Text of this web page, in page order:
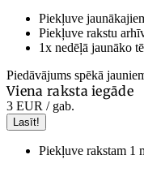
Piekļuve
Piekļuve rakstu
1x nedēļā jaunāko
Piedāvājums spēkā
Viena raksta iegāde
3 EUR / gab.
Lasīt!
Piekļuve rakstam 1